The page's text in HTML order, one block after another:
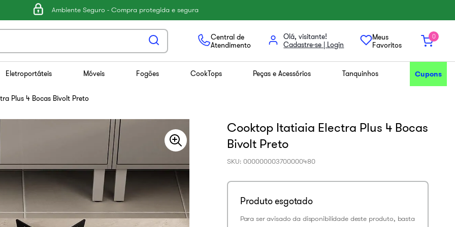
Ambiente Seguro - Compra protegida e segura
Central de
Atendimento
Olá, visitante!
Meus
Favoritos
0
Eletroportáteis Móveis Fogões CookTops Peças e Acessórios Tanquinhos Cupons
Plus 4 Bocas Bivolt Preto
Cooktop Itatiaia Electra Plus 4 Bocas
Bivolt Preto
SKU:000000003700000480